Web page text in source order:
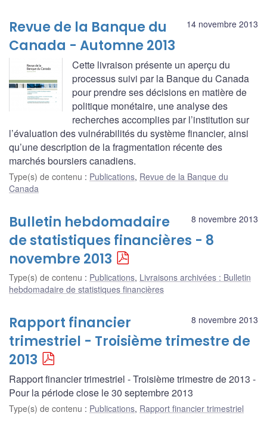
14 novembre 2013
Revue de la Banque du
Canada - Automne 2013
Cette livraison présente un aperçu du
processus suivi par la Banque du Canada
pour prendre ses décisions en matière de
politique monétaire, une analyse des
recherches accomplies par l’institution sur
l’évaluation des vulnérabilités du système financier, ainsi
qu’une description de la fragmentation récente des
marchés boursiers canadiens.
Type(s) de contenu : Publications, Revue de la Banque du
Canada
8 novembre 2013
Bulletin hebdomadaire
de statistiques financières - 8
novembre 2013
Type(s) de contenu : Publications, Livraisons archivées : Bulletin
hebdomadaire de statistiques financières
8 novembre 2013
Rapport financier
trimestriel - Troisième trimestre de
2013
Rapport financier trimestriel - Troisième trimestre de 2013 -
Pour la période close le 30 septembre 2013
Type(s) de contenu : Publications, Rapport financier trimestriel